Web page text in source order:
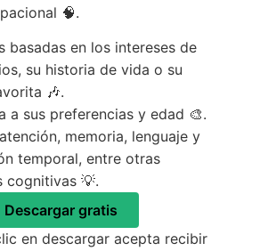
🧠.
basadas en los intereses de
su historia de vida o su
🎶.
a sus preferencias y edad 🎨.
memoria, lenguaje y
temporal, entre otras
cognitivas 💡.
Descargar gratis
en descargar acepta recibir